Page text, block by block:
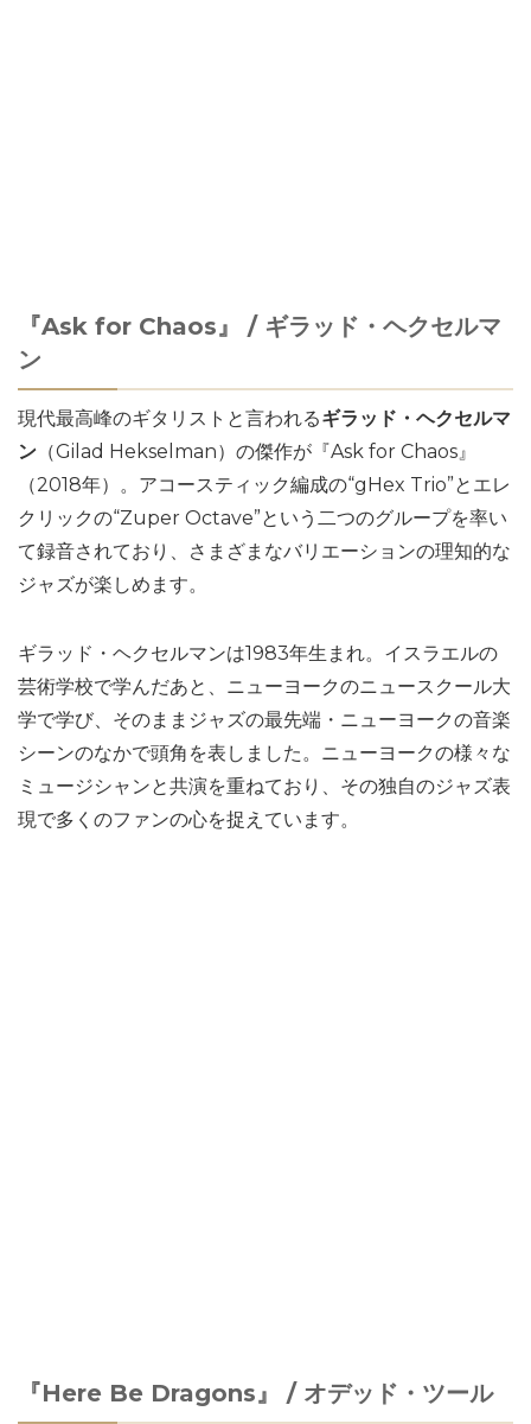
『Ask for Chaos』 / ギラッド・ヘクセルマ
ン
現代最高峰のギタリストと言われるギラッド・ヘクセルマ
ン （Gilad Hekselman）の傑作が『Ask for Chaos』
（2018年）。アコースティック編成の“gHex Trio”とエレ
クリックの“Zuper Octave”という二つのグループを率い
て録音されており、さまざまなバリエーションの理知的な
ジャズが楽しめます。
ギラッド・ヘクセルマンは1983年生まれ。イスラエルの
芸術学校で学んだあと、ニューヨークのニュースクール大
学で学び、そのままジャズの最先端・ニューヨークの音楽
シーンのなかで頭角を表しました。ニューヨークの様々な
ミュージシャンと共演を重ねており、その独自のジャズ表
現で多くのファンの心を捉えています。
『Here Be Dragons』 / オデッド・ツール